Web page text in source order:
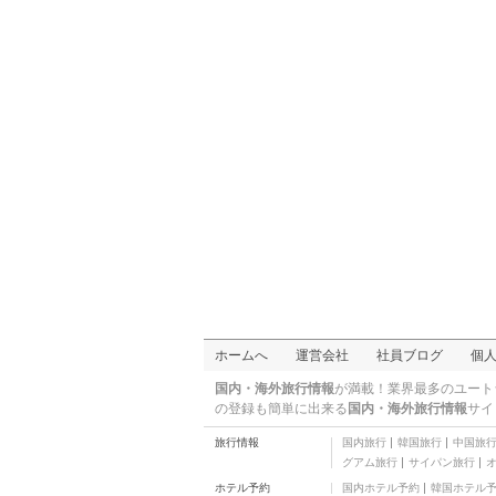
ホームへ 運営会社 社員ブログ 個
国内・海外旅行情報が満載！業界最多のユート
の登録も簡単に出来る 国内・海外旅行情報サイ
旅行情報 国内旅行 韓国旅行 中国旅行
グアム旅行
サイパン旅行
ホテル予約 国内ホテル予約 韓国ホテル